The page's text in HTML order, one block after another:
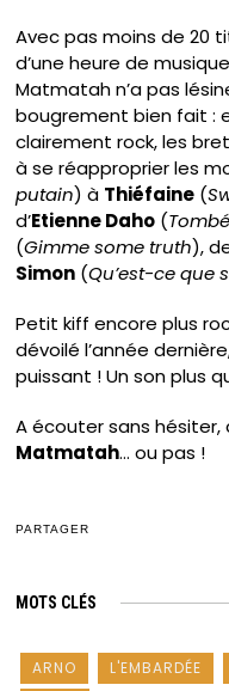
Avec pas moins de 20
d’une heure de
Matmatah n’a pas
bougrement bien fait :
clairement rock, les
à se réapproprier les
putain) à Thiéfaine (
d’Etienne Daho (
(Gimme some truth),
Simon (Qu’est-ce que
Petit kiff encore plus
dévoilé l’année
puissant ! Un son plus
A écouter sans hésiter,
Matmatah… ou pas !
PARTAGER
MOTS CLÉS
ARNO L'EMBARDÉE